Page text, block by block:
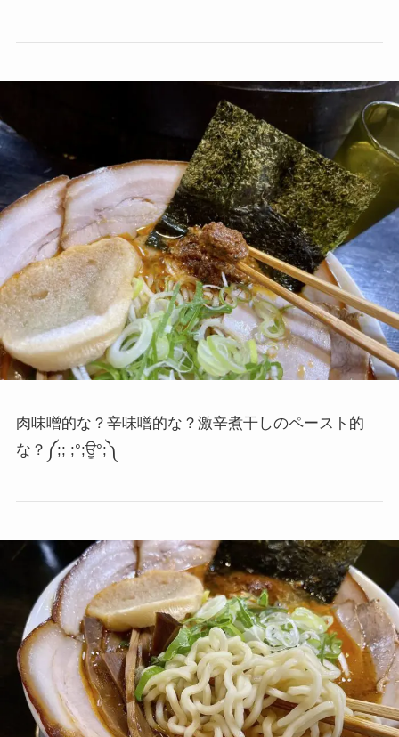
肉味噌的な？辛味噌的な？激辛煮干しのペースト的
な？ ༼;; ;°;ਊ°;༽